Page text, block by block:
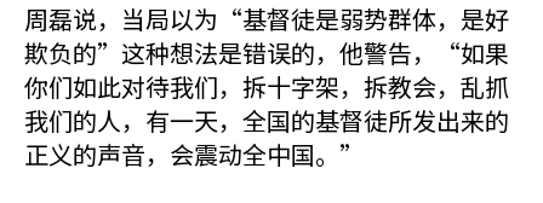
周磊说，当局以为“基督徒是弱势群体，是好
欺负的”这种想法是错误的，他警告，“如果
你们如此对待我们，拆十字架，拆教会，乱抓
我们的人，有一天，全国的基督徒所发出来的
正义的声音，会震动全中国。”